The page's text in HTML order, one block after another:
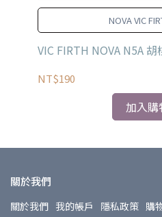
NOVA VIC
VIC FIRTH NOVA N5A
NT$190
加入購
關於我們
關於我們 我的帳戶 隱私政策 購